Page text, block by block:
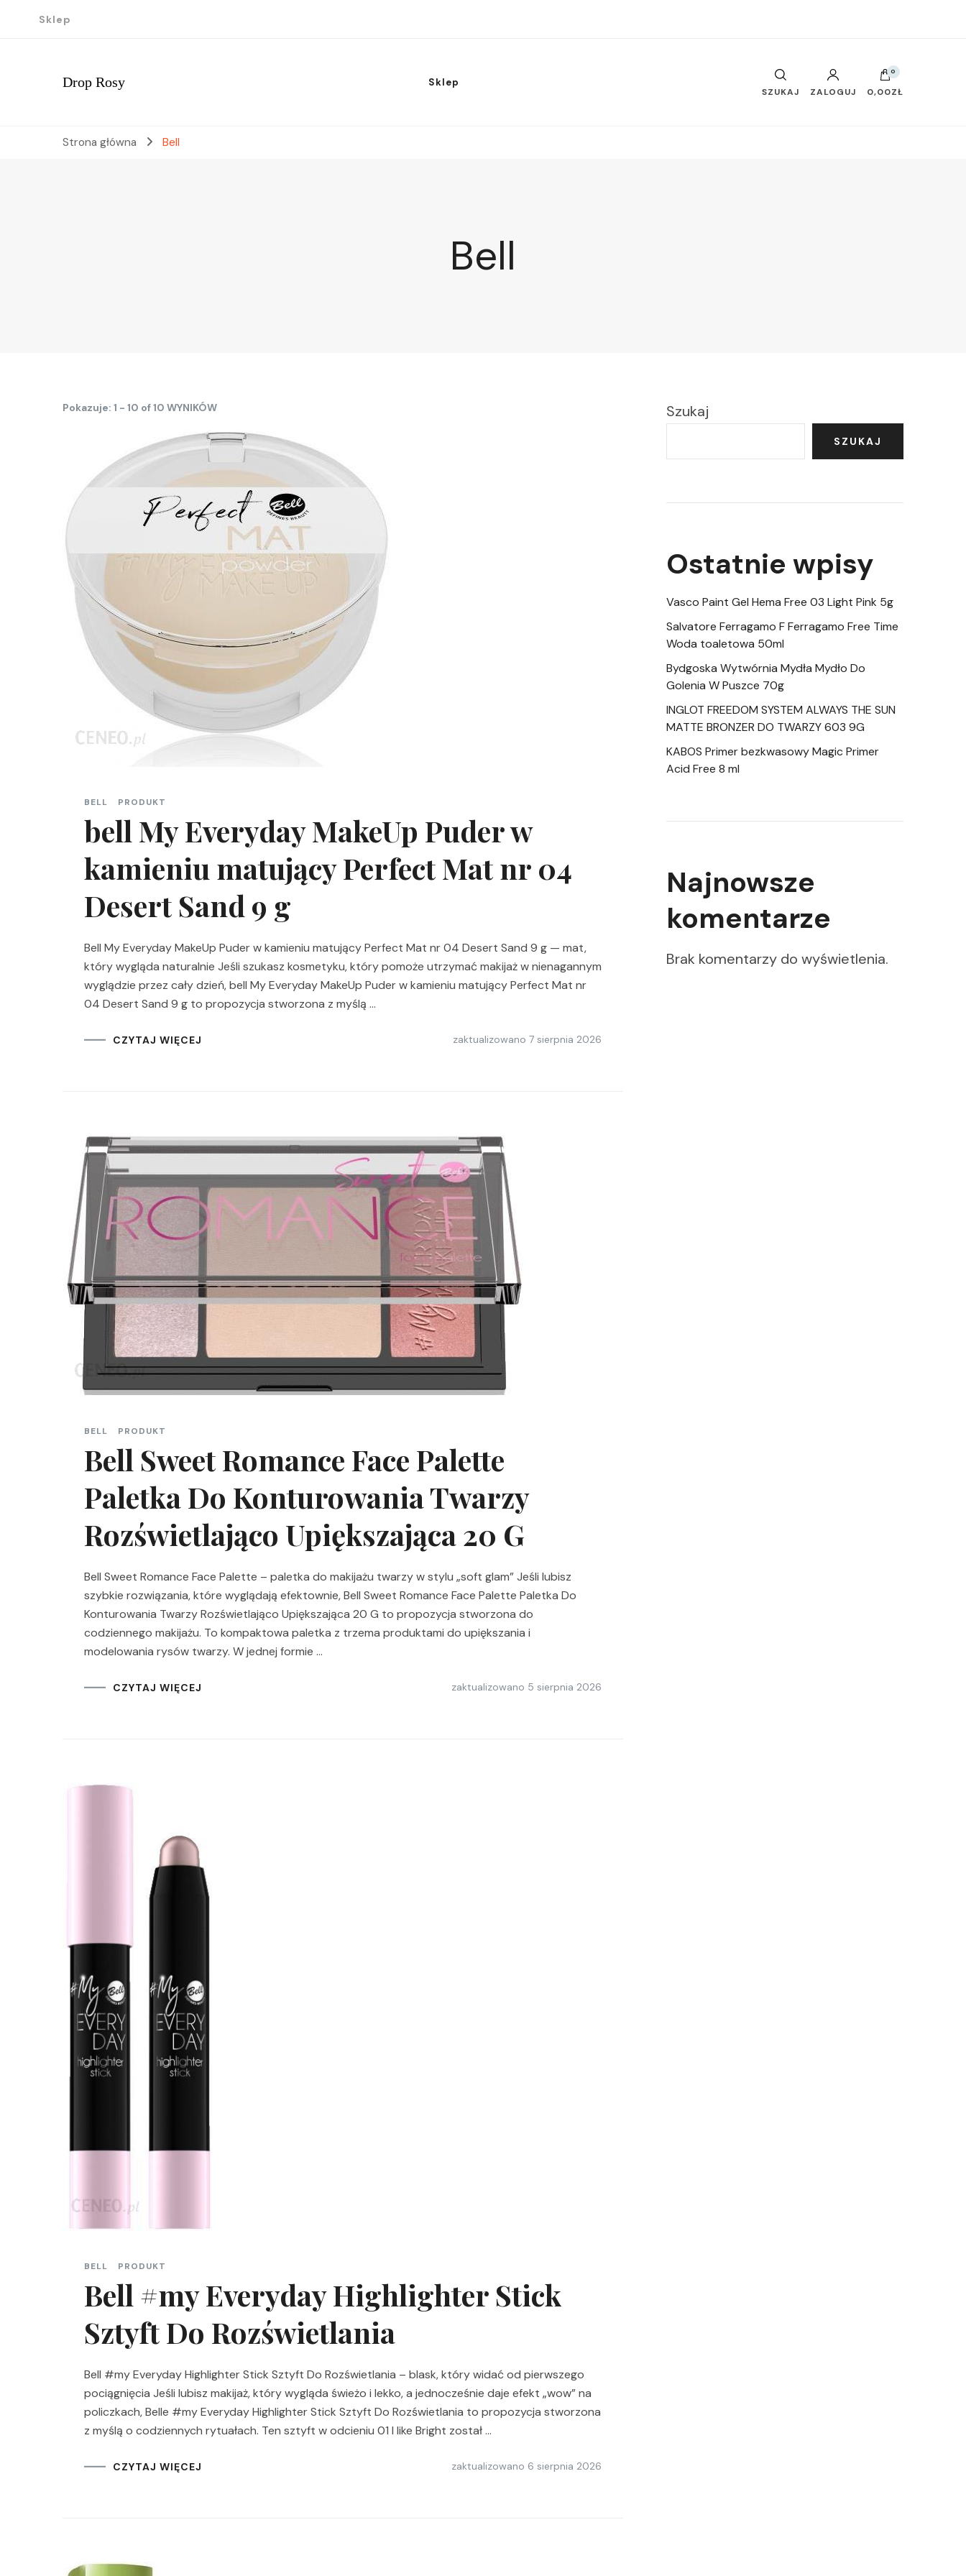
Sklep
Drop Rosy Sklep
SZUKAJ ZALOGUJ
0
0,00ZŁ
Strona główna Bell
Bell
Pokazuje: 1 - 10 of 10 WYNIKÓW
BELL PRODUKT
bell My Everyday MakeUp Puder w
kamieniu matujący Perfect Mat nr 04
Desert Sand 9 g
Bell My Everyday MakeUp Puder w kamieniu matujący Perfect Mat nr 04 Desert Sand 9 g — mat,
który wygląda naturalnie Jeśli szukasz kosmetyku, który pomoże utrzymać makijaż w nienagannym
wyglądzie przez cały dzień, bell My Everyday MakeUp Puder w kamieniu matujący Perfect Mat nr
04 Desert Sand 9 g to propozycja stworzona z myślą …
CZYTAJ WIĘCEJ zaktualizowano 7 sierpnia 2026
BELL PRODUKT
Bell Sweet Romance Face Palette
Paletka Do Konturowania Twarzy
Rozświetlająco Upiększająca 20 G
Bell Sweet Romance Face Palette – paletka do makijażu twarzy w stylu „soft glam” Jeśli lubisz
szybkie rozwiązania, które wyglądają efektownie, Bell Sweet Romance Face Palette Paletka Do
Konturowania Twarzy Rozświetlająco Upiększająca 20 G to propozycja stworzona do
codziennego makijażu. To kompaktowa paletka z trzema produktami do upiększania i
modelowania rysów twarzy. W jednej formie …
CZYTAJ WIĘCEJ zaktualizowano 5 sierpnia 2026
BELL PRODUKT
Bell #my Everyday Highlighter Stick
Sztyft Do Rozświetlania
Bell #my Everyday Highlighter Stick Sztyft Do Rozświetlania – blask, który widać od pierwszego
pociągnięcia Jeśli lubisz makijaż, który wygląda świeżo i lekko, a jednocześnie daje efekt „wow” na
policzkach, Belle #my Everyday Highlighter Stick Sztyft Do Rozświetlania to propozycja stworzona
z myślą o codziennych rytuałach. Ten sztyft w odcieniu 01 I like Bright został …
CZYTAJ WIĘCEJ zaktualizowano 6 sierpnia 2026
Szukaj
SZUKAJ
Ostatnie wpisy
Vasco Paint Gel Hema Free 03 Light Pink 5g
Salvatore Ferragamo F Ferragamo Free Time
Woda toaletowa 50ml
Bydgoska Wytwórnia Mydła Mydło Do
Golenia W Puszce 70g
INGLOT FREEDOM SYSTEM ALWAYS THE SUN
MATTE BRONZER DO TWARZY 603 9G
KABOS Primer bezkwasowy Magic Primer
Acid Free 8 ml
Najnowsze
komentarze
Brak komentarzy do wyświetlenia.